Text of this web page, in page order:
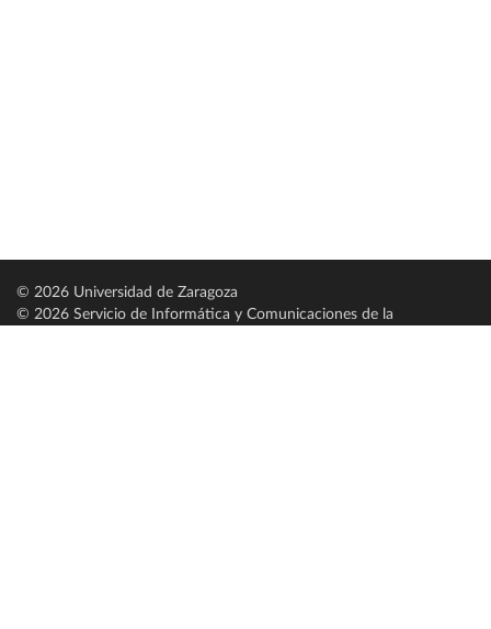
© 2026 Universidad de Zaragoza
© 2026 Servicio de Informática y Comunicaciones de la